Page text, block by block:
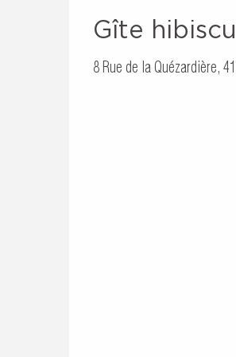
Gîte
8 Rue de la Quézardière,